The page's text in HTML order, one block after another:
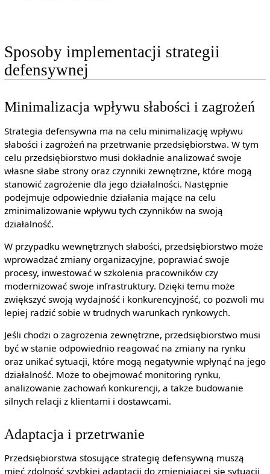
Sposoby implementacji strategii
defensywnej
Minimalizacja wpływu słabości i zagrożeń
Strategia defensywna ma na celu minimalizację wpływu
słabości i zagrożeń na przetrwanie przedsiębiorstwa. W tym
celu przedsiębiorstwo musi dokładnie analizować swoje
własne słabe strony oraz czynniki zewnętrzne, które mogą
stanowić zagrożenie dla jego działalności. Następnie
podejmuje odpowiednie działania mające na celu
zminimalizowanie wpływu tych czynników na swoją
działalność.
W przypadku wewnętrznych słabości, przedsiębiorstwo może
wprowadzać zmiany organizacyjne, poprawiać swoje
procesy, inwestować w szkolenia pracowników czy
modernizować swoje infrastruktury. Dzięki temu może
zwiększyć swoją wydajność i konkurencyjność, co pozwoli mu
lepiej radzić sobie w trudnych warunkach rynkowych.
Jeśli chodzi o zagrożenia zewnętrzne, przedsiębiorstwo musi
być w stanie odpowiednio reagować na zmiany na rynku
oraz unikać sytuacji, które mogą negatywnie wpłynąć na jego
działalność. Może to obejmować monitoring rynku,
analizowanie zachowań konkurencji, a także budowanie
silnych relacji z klientami i dostawcami.
Adaptacja i przetrwanie
Przedsiębiorstwa stosujące strategię defensywną muszą
mieć zdolność szybkiej adaptacji do zmieniającej się sytuacji